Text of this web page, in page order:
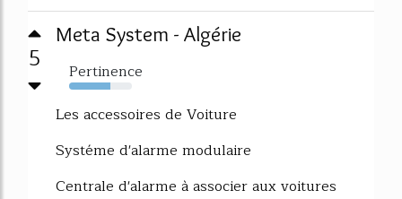
5
Meta System - Algérie
Pertinence
66%
Les accessoires de Voiture
Systéme d'alarme modulaire
Centrale d'alarme à associer aux voitures